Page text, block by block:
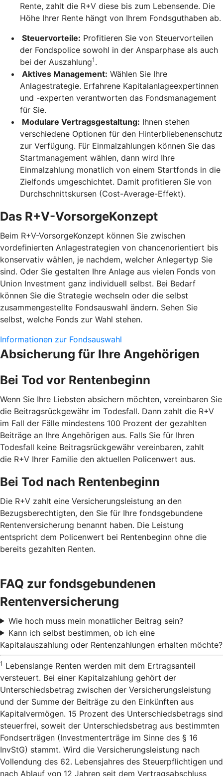
Rente, zahlt die R+V diese bis zum Lebensende. Die
Höhe Ihrer Rente hängt von Ihrem Fondsguthaben ab.
Steuervorteile: Profitieren Sie von Steuervorteilen
der Fondspolice sowohl in der Ansparphase als auch
bei der Auszahlung1 .
Aktives Management: Wählen Sie Ihre
Anlagestrategie. Erfahrene Kapitalanlageexpertinnen
und -experten verantworten das Fondsmanagement
für Sie.
Modulare Vertragsgestaltung: Ihnen stehen
verschiedene Optionen für den Hinterbliebenenschutz
zur Verfügung. Für Einmalzahlungen können Sie das
Startmanagement wählen, dann wird Ihre
Einmalzahlung monatlich von einem Startfonds in die
Zielfonds umgeschichtet. Damit profitieren Sie von
Durchschnittskursen (Cost-Average-Effekt).
Das R+V-VorsorgeKonzept
Beim R+V-VorsorgeKonzept können Sie zwischen
vordefinierten Anlagestrategien von chancenorientiert bis
konservativ wählen, je nachdem, welcher Anlegertyp Sie
sind. Oder Sie gestalten Ihre Anlage aus vielen Fonds von
Union Investment ganz individuell selbst. Bei Bedarf
können Sie die Strategie wechseln oder die selbst
zusammengestellte Fondsauswahl ändern. Sehen Sie
selbst, welche Fonds zur Wahl stehen.
Informationen zur Fondsauswahl
Absicherung für Ihre Angehörigen
Bei Tod vor Rentenbeginn
Wenn Sie Ihre Liebsten absichern möchten, vereinbaren Sie
die Beitragsrückgewähr im Todesfall. Dann zahlt die R+V
im Fall der Fälle mindestens 100 Prozent der gezahlten
Beiträge an Ihre Angehörigen aus. Falls Sie für Ihren
Todesfall keine Beitragsrückgewähr vereinbaren, zahlt
die R+V Ihrer Familie den aktuellen Policenwert aus.
Bei Tod nach Rentenbeginn
Die R+V zahlt eine Versicherungsleistung an den
Bezugsberechtigten, den Sie für Ihre fondsgebundene
Rentenversicherung benannt haben. Die Leistung
entspricht dem Policenwert bei Rentenbeginn ohne die
bereits gezahlten Renten.
FAQ zur fondsgebundenen
Rentenversicherung
Wie hoch muss mein monatlicher Beitrag sein?
Kann ich selbst bestimmen, ob ich eine
Kapitalauszahlung oder Rentenzahlungen erhalten möchte?
1 Lebenslange Renten werden mit dem Ertragsanteil
versteuert. Bei einer Kapitalzahlung gehört der
Unterschiedsbetrag zwischen der Versicherungsleistung
und der Summe der Beiträge zu den Einkünften aus
Kapitalvermögen. 15 Prozent des Unterschiedsbetrags sind
steuerfrei, soweit der Unterschiedsbetrag aus bestimmten
Fondserträgen (Investmenterträge im Sinne des § 16
InvStG) stammt. Wird die Versicherungsleistung nach
Vollendung des 62. Lebensjahres des Steuerpflichtigen und
nach Ablauf von 12 Jahren seit dem Vertragsabschluss